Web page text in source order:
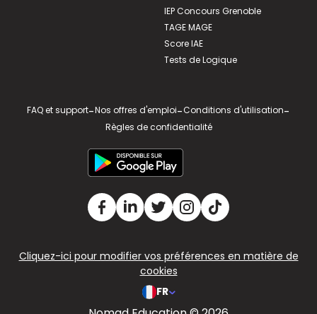
IEP Concours Grenoble
TAGE MAGE
Score IAE
Tests de Logique
FAQ et support-Nos offres d'emploi-Conditions d'utilisation-
Règles de confidentialité
Cliquez-ici pour modifier vos préférences en matière de
cookies
FR